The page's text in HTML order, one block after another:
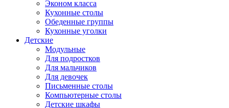
Эконом класса
Кухонные столы
Обеденные группы
Кухонные уголки
Детские
Модульные
Для подростков
Для мальчиков
Для девочек
Письменные столы
Компьютерные столы
Детские шкафы